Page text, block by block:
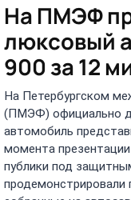
На ПМЭФ
люксовый
900 за 12
На Петербургском
(ПМЭФ) официально
автомобиль
момента
публики под
продемонстрировали